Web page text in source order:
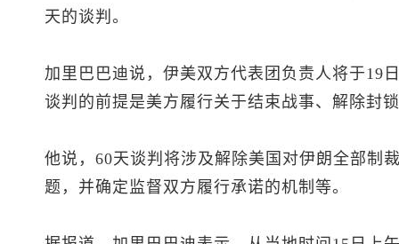
天的谈判。
加里巴巴迪说，伊美双方代表团负责人将于19
谈判的前提是美方履行关于结束战事、解除封
他说，60天谈判将涉及解除美国对伊朗全部制
题，并确定监督双方履行承诺的机制等。